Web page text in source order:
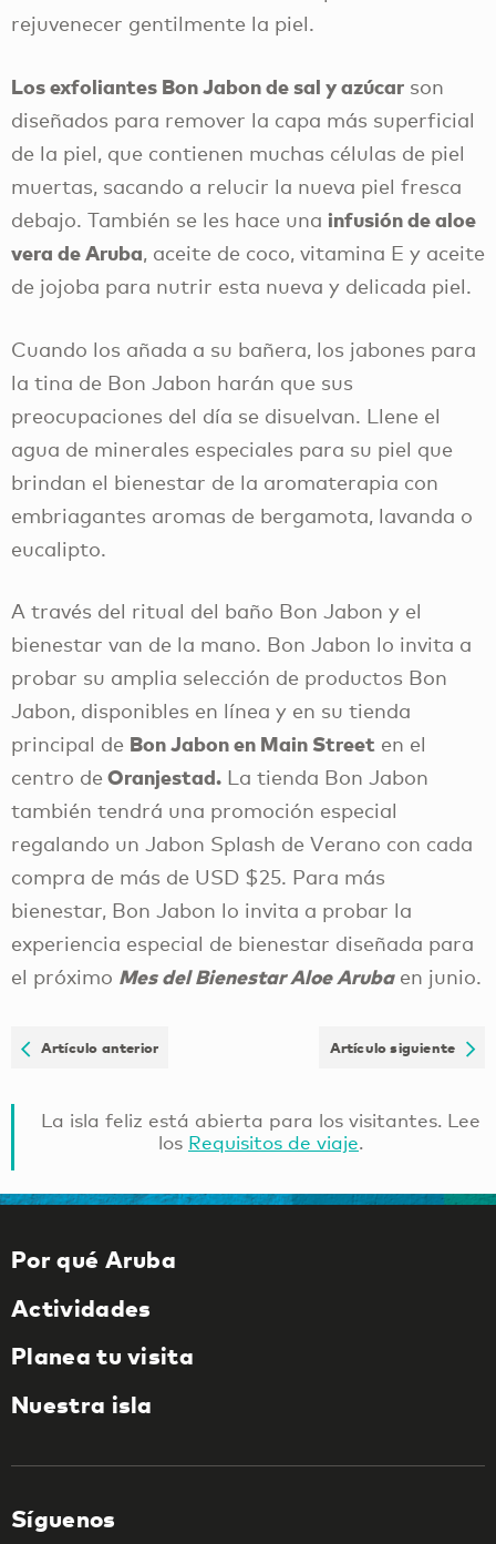
rejuvenecer gentilmente la piel.
Los exfoliantes Bon Jabon de sal y azúcar son
diseñados para remover la capa más superficial
de la piel, que contienen muchas células de piel
muertas, sacando a relucir la nueva piel fresca
debajo. También se les hace una infusión de aloe
vera de Aruba, aceite de coco, vitamina E y aceite
de jojoba para nutrir esta nueva y delicada piel.
Cuando los añada a su bañera, los jabones para
la tina de Bon Jabon harán que sus
preocupaciones del día se disuelvan. Llene el
agua de minerales especiales para su piel que
brindan el bienestar de la aromaterapia con
embriagantes aromas de bergamota, lavanda o
eucalipto.
A través del ritual del baño Bon Jabon y el
bienestar van de la mano. Bon Jabon lo invita a
probar su amplia selección de productos Bon
Jabon, disponibles en línea y en su tienda
principal de Bon Jabon en Main Street en el
centro deOranjestad. La tienda Bon Jabon
también tendrá una promoción especial
regalando un Jabon Splash de Verano con cada
compra de más de USD $25. Para más
bienestar, Bon Jabon lo invita a probar la
experiencia especial de bienestar diseñada para
el próximo Mes del Bienestar Aloe Arubaen junio.
Artículo anterior Artículo siguiente
La isla feliz está abierta para los visitantes. Lee
los Requisitos de viaje.
Por qué Aruba
Actividades
Planea tu visita
Nuestra isla
Síguenos